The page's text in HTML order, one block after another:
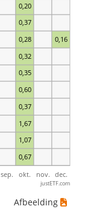
0,67
1,07
1,67
0,37
0,60
0,35
0,32
0,28 0,16
0,37
0,20
sep. okt. nov. dec.
justETF.com
Afbeelding